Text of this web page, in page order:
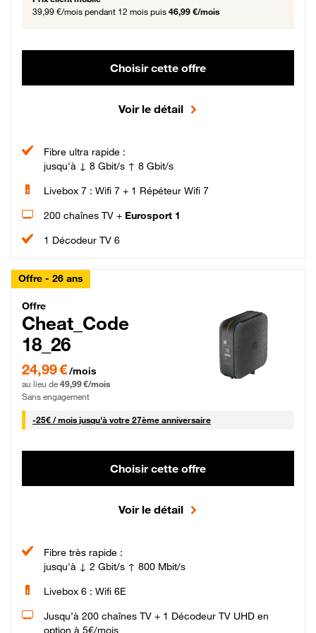
39,99 €/mois pendant 12 mois puis 46,99 €/mois
Choisir cette offre
Voir le détail
Fibre ultra rapide :
jusqu'à ↓ 8 Gbit/s ↑ 8 Gbit/s
Livebox 7 : Wifi 7 + 1 Répéteur Wifi 7
200 chaînes TV + Eurosport 1
1 Décodeur TV 6
Offre - 26 ans
Cheat_Code Fibre_18_26
Offre
Cheat_Code
18_26
24,99 € par mois pendant 0 mois puis 49,99 € par mois, Sans engagement
24,99 €/mois
au lieu de 49,99 €/mois
Sans engagement
-25€ / mois25 € par mois
jusqu'à votre 27ème anniversaire
Choisir cette offre
Voir le détail
Fibre très rapide :
jusqu'à ↓ 2 Gbit/s ↑ 800 Mbit/s
Livebox 6 : Wifi 6E
Jusqu’à 200 chaînes TV + 1 Décodeur TV UHD en
option à 5€/mois